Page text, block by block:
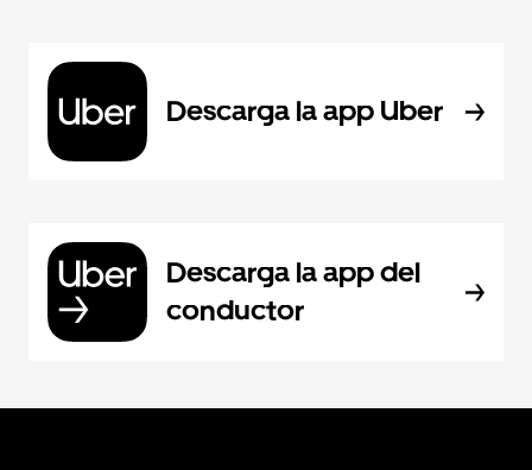
Descarga la app Uber
Descarga la app del
conductor